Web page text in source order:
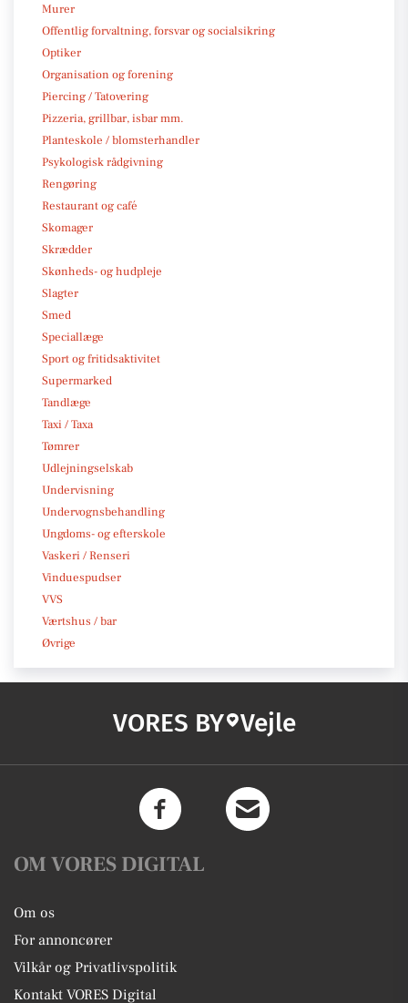
Murer
Offentlig forvaltning, forsvar og socialsikring
Optiker
Organisation og forening
Piercing / Tatovering
Pizzeria, grillbar, isbar mm.
Planteskole / blomsterhandler
Psykologisk rådgivning
Rengøring
Restaurant og café
Skomager
Skrædder
Skønheds- og hudpleje
Slagter
Smed
Speciallæge
Sport og fritidsaktivitet
Supermarked
Tandlæge
Taxi / Taxa
Tømrer
Udlejningselskab
Undervisning
Undervognsbehandling
Ungdoms- og efterskole
Vaskeri / Renseri
Vinduespudser
VVS
Værtshus / bar
Øvrige
VORES BY Vejle
OM VORES DIGITAL
Om os
For annoncører
Vilkår og Privatlivspolitik
Kontakt VORES Digital